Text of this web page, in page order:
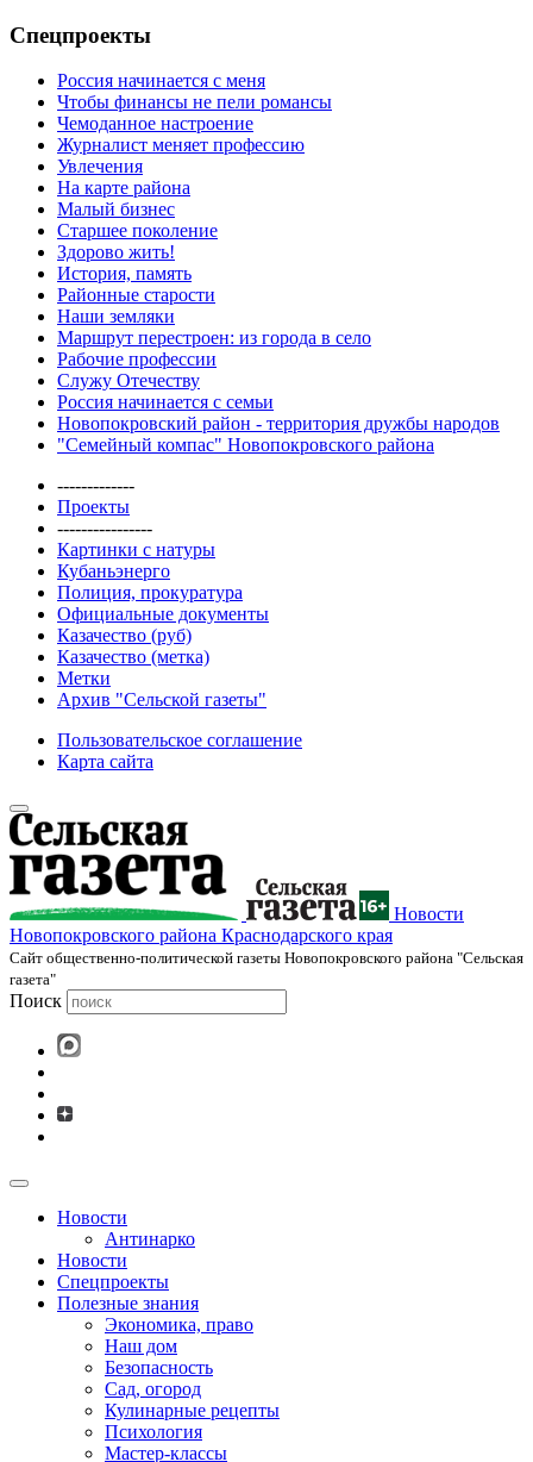
Спецпроекты
Россия начинается с меня
Чтобы финансы не пели романсы
Чемоданное настроение
Журналист меняет профессию
Увлечения
На карте района
Малый бизнес
Старшее поколение
Здорово жить!
История, память
Районные старости
Наши земляки
Маршрут перестроен: из города в село
Рабочие профессии
Служу Отечеству
Россия начинается с семьи
Новопокровский район - территория дружбы народов
"Семейный компас" Новопокровского района
-------------
Проекты
----------------
Картинки с натуры
Кубаньэнерго
Полиция, прокуратура
Официальные документы
Казачество (руб)
Казачество (метка)
Метки
Архив "Сельской газеты"
Пользовательское соглашение
Карта сайта
Новости
Новопокровского района Краснодарского края
Cайт общественно-политической газеты Новопокровского района "Сельская
газета"
Поиск
Новости
Антинарко
Новости
Спецпроекты
Полезные знания
Экономика, право
Наш дом
Безопасность
Сад, огород
Кулинарные рецепты
Психология
Мастер-классы